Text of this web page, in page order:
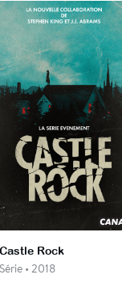
Rock
• 2018